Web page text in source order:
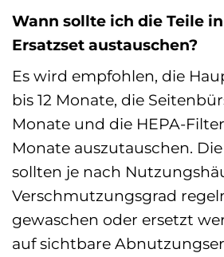
Wann sollte ich die Teile
Ersatzset austauschen?
Es wird empfohlen, die
bis 12 Monate, die
Monate und die HEPA-
Monate auszutauschen.
sollten je nach
Verschmutzungsgrad
gewaschen oder ersetzt
auf sichtbare